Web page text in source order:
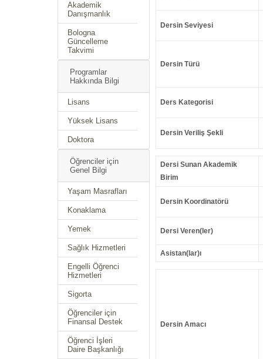
Akademik
Danışmanlık
Bologna
Güncelleme
Takvimi
Programlar
Hakkında Bilgi
Lisans
Yüksek Lisans
Doktora
Öğrenciler için
Genel Bilgi
Yaşam Masrafları
Konaklama
Yemek
Sağlık Hizmetleri
Engelli Öğrenci
Hizmetleri
Sigorta
Öğrenciler için
Finansal Destek
Öğrenci İşleri
Daire Başkanlığı
Dersin Seviyesi
Dersin Türü
Ders Kategorisi
Dersin Veriliş Şekli
Dersi Sunan Akademik
Birim
Dersin Koordinatörü
Dersi Veren(ler)
Asistan(lar)ı
Dersin Amacı